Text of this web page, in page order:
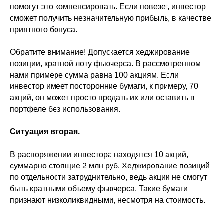
помогут это компенсировать. Если повезет, инвестор
сможет получить незначительную прибыль, в качестве
приятного бонуса.
Обратите внимание! Допускается хеджирование
позиции, кратной лоту фьючерса. В рассмотренном
нами примере сумма равна 100 акциям. Если
инвестор имеет посторонние бумаги, к примеру, 70
акций, он может просто продать их или оставить в
портфеле без использования.
Ситуация вторая.
В распоряжении инвестора находятся 10 акций,
суммарно стоящие 2 млн руб. Хеджирование позиций
по отдельности затруднительно, ведь акции не смогут
быть кратными объему фьючерса. Такие бумаги
признают низколиквидными, несмотря на стоимость.